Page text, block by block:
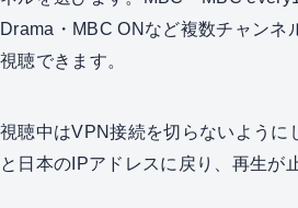
Drama・MBC ONなど複数チャンネ
視聴できます。
視聴中はVPN接続を切らないように
と日本のIPアドレスに戻り、再生が